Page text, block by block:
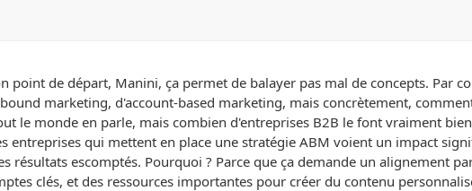
point de départ, Manini, ça permet de balayer pas mal de concepts. Par
marketing, d'account-based marketing, mais concrètement,
le monde en parle, mais combien d'entreprises B2B le font vraiment
entreprises qui mettent en place une stratégie ABM voient un impact
résultats escomptés. Pourquoi ? Parce que ça demande un alignement
clés, et des ressources importantes pour créer du contenu